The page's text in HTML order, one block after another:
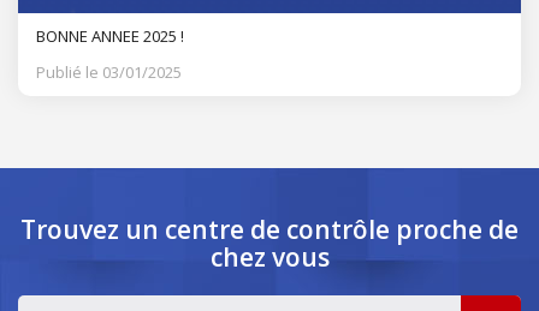
BONNE ANNEE 2025 !
Publié le 03/01/2025
Trouvez un centre de contrôle proche de
chez vous